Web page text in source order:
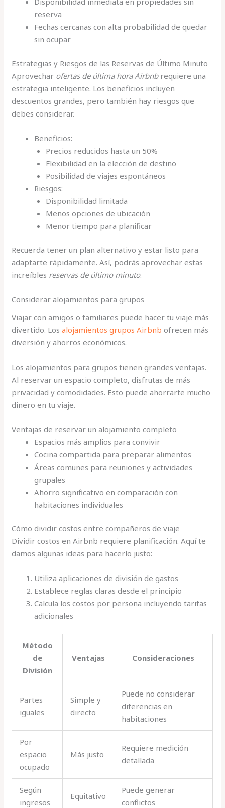
reserva
Fechas cercanas con alta probabilidad de quedar
sin ocupar
Estrategias y Riesgos de las Reservas de Último Minuto
Aprovechar ofertas de última hora Airbnbrequiere una
estrategia inteligente. Los beneficios incluyen
descuentos grandes, pero también hay riesgos que
debes considerar.
Beneficios:
Precios reducidos hasta un 50%
Flexibilidad en la elección de destino
Posibilidad de viajes espontáneos
Riesgos:
Disponibilidad limitada
Menos opciones de ubicación
Menor tiempo para planificar
Recuerda tener un plan alternativo y estar listo para
adaptarte rápidamente. Así, podrás aprovechar estas
increíbles reservas de último minuto.
Considerar alojamientos para grupos
Viajar con amigos o familiares puede hacer tu viaje más
divertido. Losalojamientos grupos Airbnb ofrecen más
diversión y ahorros económicos.
Los alojamientos para grupos tienen grandes ventajas.
Al reservar un espacio completo, disfrutas de más
privacidad y comodidades. Esto puede ahorrarte mucho
dinero en tu viaje.
Ventajas de reservar un alojamiento completo
Espacios más amplios para convivir
Cocina compartida para preparar alimentos
Áreas comunes para reuniones y actividades
grupales
Ahorro significativo en comparación con
habitaciones individuales
Cómo dividir costos entre compañeros de viaje
Dividir costos en Airbnb requiere planificación. Aquí te
damos algunas ideas para hacerlo justo:
Utiliza aplicaciones de división de gastos
Establece reglas claras desde el principio
Calcula los costos por persona incluyendo tarifas
adicionales
Método
de
División
Ventajas Consideraciones
Partes
iguales
Simple y
directo
Puede no considerar
diferencias en
habitaciones
Por
espacio
ocupado
Más justo
Requiere medición
detallada
Según
ingresos
Equitativo
Puede generar
conflictos